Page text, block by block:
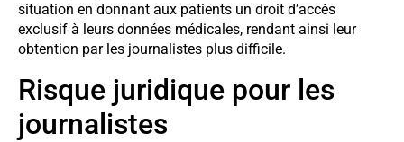
situation en donnant aux patients un droit d’accès
exclusif à leurs données médicales, rendant ainsi leur
obtention par les journalistes plus difficile.
Risque juridique pour les
journalistes